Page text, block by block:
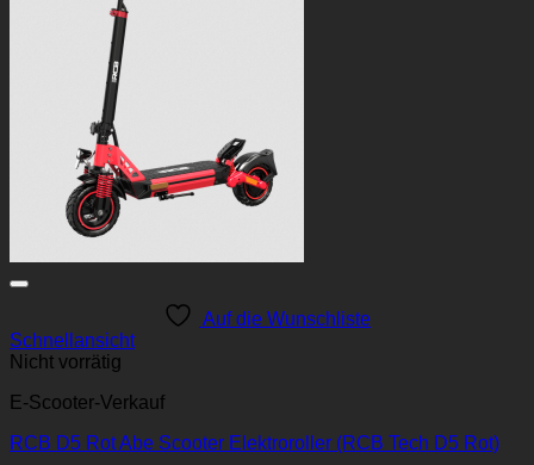
Auf die Wunschliste
Schnellansicht
Nicht vorrätig
E-Scooter-Verkauf
RCB D5 Rot Abe Scooter Elektroroller (RCB Tech D5 Rot)